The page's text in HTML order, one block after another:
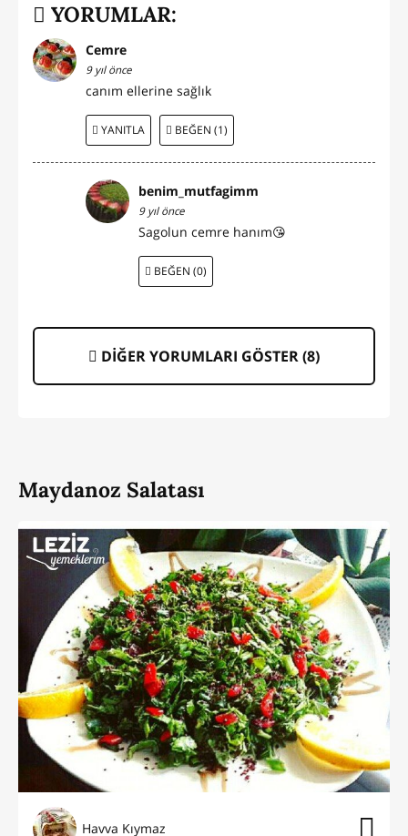
YORUMLAR:
Cemre
9 yıl önce
canım ellerine sağlık
YANITLA BEĞEN (1)
benim_mutfagimm
9 yıl önce
Sagolun cemre hanım😘
BEĞEN (0)
DİĞER YORUMLARI GÖSTER (8)
Maydanoz Salatası
Havva Kıymaz